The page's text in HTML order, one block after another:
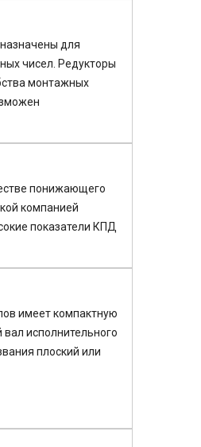
для
чисел. Редукторы
монтажных
понижающего
компанией
показатели КПД
имеет компактную
исполнительного
плоский или